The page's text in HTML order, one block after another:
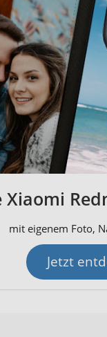
mit eigenem Foto,
Jetzt